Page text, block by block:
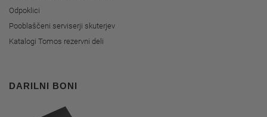
Odpoklici
Pooblaščeni serviserji skuterjev
Katalogi Tomos rezervni deli
DARILNI BONI